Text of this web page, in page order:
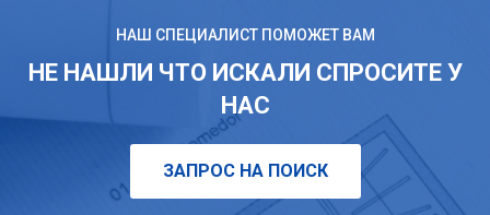
НАШ СПЕЦИАЛИСТ ПОМОЖЕТ ВАМ
НЕ НАШЛИ ЧТО ИСКАЛИ СПРОСИТЕ У
НАС
ЗАПРОС НА ПОИСК